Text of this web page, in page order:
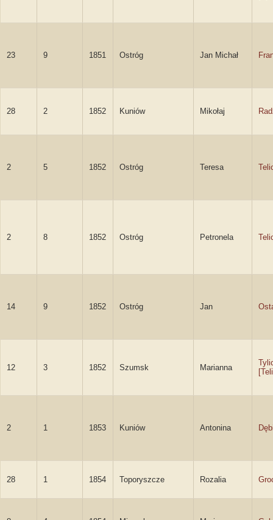
23 9 1851 Ostróg Jan Michał
28 2 1852 Kuniów Mikołaj
2 5 1852 Ostróg Teresa
2 8 1852 Ostróg Petronela
14 9 1852 Ostróg Jan
12 3 1852 Szumsk Marianna
2 1 1853 Kuniów Antonina
28 1 1854 Toporyszcze Rozalia